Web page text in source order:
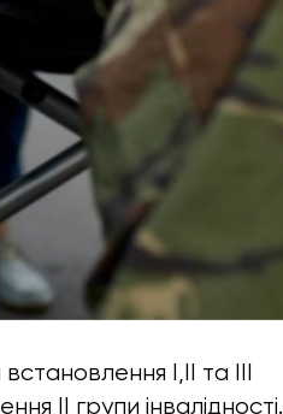
І,ІІ та ІІІ
ІІ групи інвалідності.